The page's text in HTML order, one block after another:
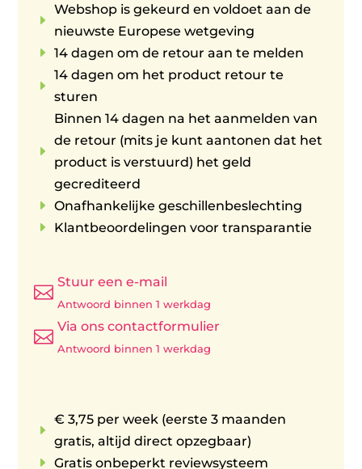
E
Webshop is gekeurd en voldoet aan de
nieuwste Europese wetgeving
E 14 dagen om de retour aan te melden
E
14 dagen om het product retour te
sturen
E
Binnen 14 dagen na het aanmelden van
de retour (mits je kunt aantonen dat het
product is verstuurd) het geld
gecrediteerd
E Onafhankelijke geschillenbeslechting
E Klantbeoordelingen voor transparantie

Stuur een e-mail
Antwoord binnen 1 werkdag

Via ons contactformulier
Antwoord binnen 1 werkdag
E
€ 3,75 per week (eerste 3 maanden
gratis, altijd direct opzegbaar)
E Gratis onbeperkt reviewsysteem